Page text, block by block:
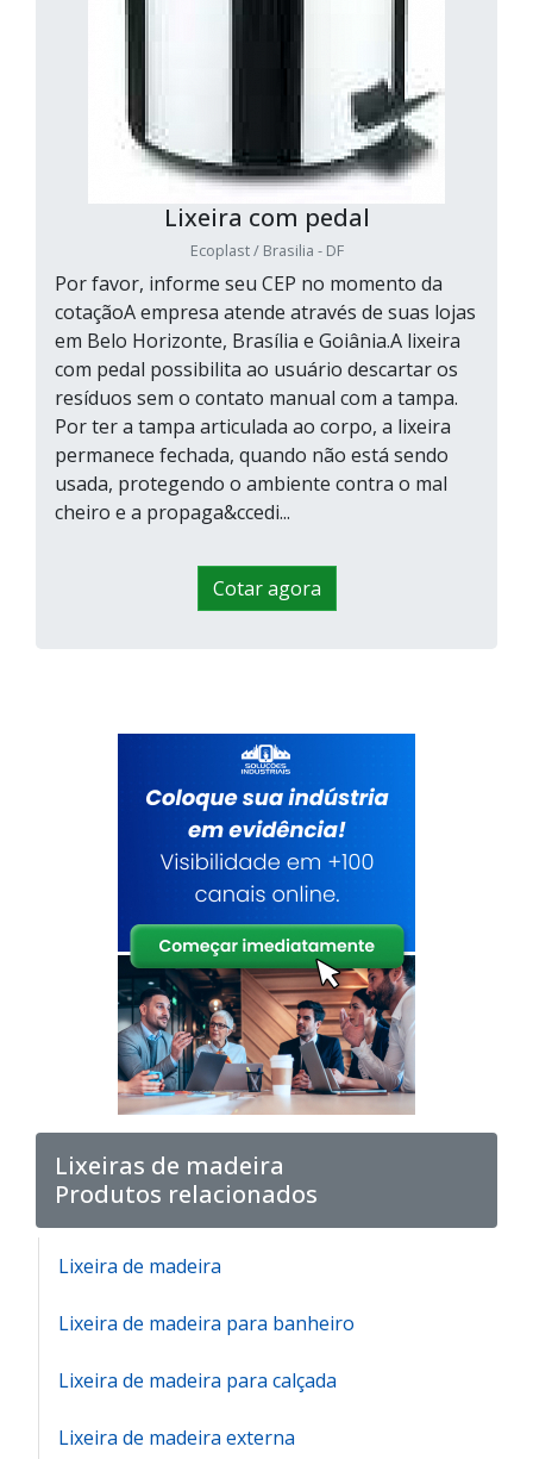
Lixeira com pedal
Ecoplast / Brasilia - DF
Por favor, informe seu CEP no momento da
cotaçãoA empresa atende através de suas lojas
em Belo Horizonte, Brasília e Goiânia.A lixeira
com pedal possibilita ao usuário descartar os
resíduos sem o contato manual com a tampa.
Por ter a tampa articulada ao corpo, a lixeira
permanece fechada, quando não está sendo
usada, protegendo o ambiente contra o mal
cheiro e a propaga&ccedi...
Cotar agora
Lixeiras de madeira
Produtos relacionados
Lixeira de madeira
Lixeira de madeira para banheiro
Lixeira de madeira para calçada
Lixeira de madeira externa